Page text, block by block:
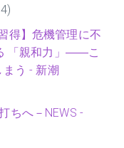
得】危機管理に不
「親和力」――こ
う - 新潮
ちへ－NEWS -